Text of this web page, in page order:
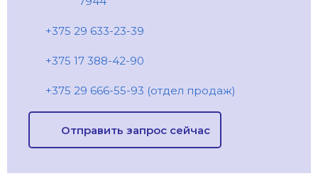
+375 29 633-23-39
+375 17 388-42-90
+375 29 666-55-93 (отдел продаж)
Отправить запрос сейчас